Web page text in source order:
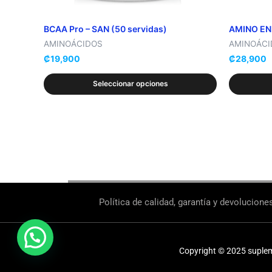
BCAA Pro – SAN (50 servidas)
AMINOÁCIDOS
₡19,900
Seleccionar opciones
página
de
producto
AMINO
₡28,900
página
de
producto
Política de calidad, garantía y
Copyright © 2025